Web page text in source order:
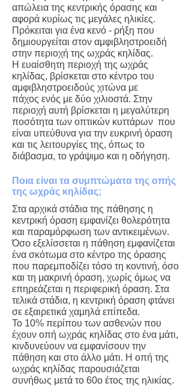
απώλεια της κεντρικής όρασης και
αφορά κυρίως τις μεγάλες ηλικίες.
Πρόκειται για ένα κενό - ρήξη που
δημιουργείται στον αμφιβληστροειδή
στην περιοχή της ωχράς κηλίδας.
Η ευαίσθητη περιοχή της ωχράς
κηλίδας, βρίσκεται στο κέντρο του
αμφιβληστροειδούς χιτώνα με
πάχος ενός με δύο χιλιοστά. Στην
περιοχή αυτή βρίσκεται η μεγαλύτερη
ποσότητα των οπτικών κυττάρων που
είναι υπεύθυνα για την ευκρινή όραση
και τις λειτουργίες της, όπως το
διάβασμα, το γράψιμο και η οδήγηση.
Ποια είναι τα συμπτώματα της οπής
της ωχράς κηλίδας;
Στα αρχικά στάδια της πάθησης η
κεντρική όραση εμφανίζει θολερότητα
και παραμόρφωση των αντικειμένων.
Όσο εξελίσσεται η πάθηση εμφανίζεται
ένα σκότωμα στο κέντρο της όρασης
που παρεμποδίζει τόσο τη κοντινή, όσο
και τη μακρινή όραση, χωρίς όμως να
επηρεάζεται η περιφερική όραση. Στα
τελικά στάδια, η κεντρική όραση φτάνει
σε εξαιρετικά χαμηλά επίπεδα.
Το 10% περίπου των ασθενών που
έχουν οπή ωχράς κηλίδας στο ένα μάτι,
κινδυνεύουν να εμφανίσουν την
πάθηση και στο άλλο μάτι. Η οπή της
ωχράς κηλίδας παρουσιάζεται
συνήθως μετά το 60ο έτος της ηλικίας.